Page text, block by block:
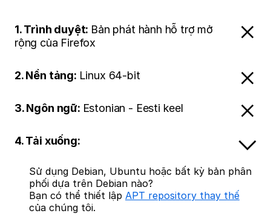
1. Trình duyệt: Bản phát hành hỗ trợ mở
rộng của Firefox
2. Nền tảng: Linux 64-bit
3. Ngôn ngữ: Estonian - Eesti keel
4. Tải xuống:
Sử dụng Debian, Ubuntu hoặc bất kỳ bản phân
phối dựa trên Debian nào?
Bạn có thể thiết lập APT repository thay thế
của chúng tôi.